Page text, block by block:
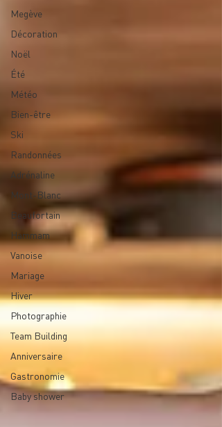
Megève
Décoration
Noël
Été
Météo
Bien-être
Ski
Randonnées
Adrénaline
Mont-Blanc
Beaufortain
Hammam
Vanoise
Mariage
Hiver
Photographie
Team Building
Anniversaire
Gastronomie
Baby shower